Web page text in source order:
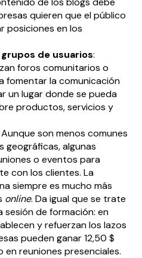
quieren que el público
posiciones en los
de usuarios:
foros comunitarios o
fomentar la comunicación
un lugar donde se pueda
productos, servicios y
Aunque son menos comunes
geográficas, algunas
o eventos para
con los clientes. La
siempre es mucho más
online. Da igual que se trate
sesión de formación: en
y refuerzan los lazos
pueden ganar 12,50 $
reuniones presenciales.